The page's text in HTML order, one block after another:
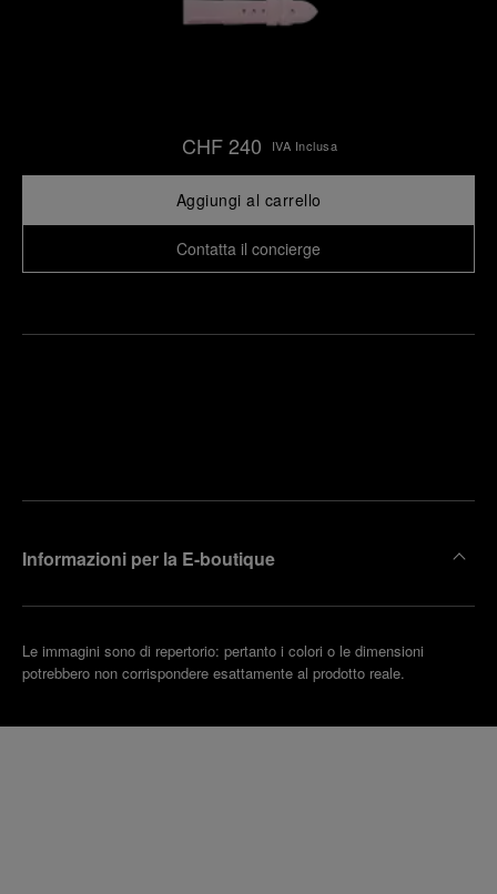
CHF 240 IVA Inclusa
Aggiungi al carrello
Contatta il concierge
Informazioni per la E-boutique
Le immagini sono di repertorio: pertanto i colori o le dimensioni
potrebbero non corrispondere esattamente al prodotto reale.